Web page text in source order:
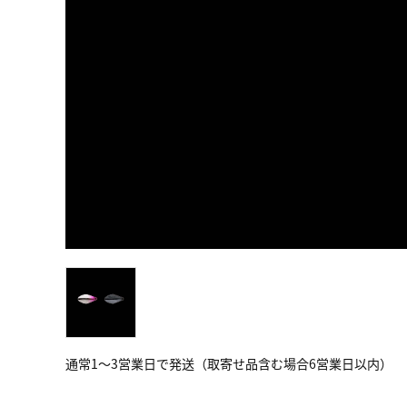
通常1～3営業日で発送（取寄せ品含む場合6営業日以内）